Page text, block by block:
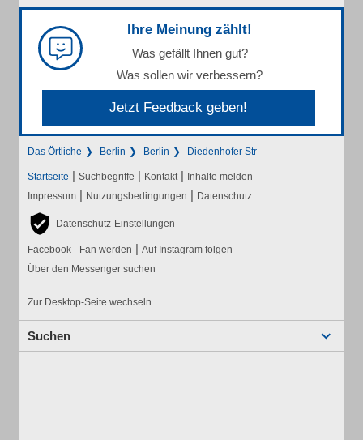
Ihre Meinung zählt!
Was gefällt Ihnen gut?
Was sollen wir verbessern?
Jetzt Feedback geben!
Das Örtliche Berlin Berlin Diedenhofer Str
Startseite | Suchbegriffe | Kontakt | Inhalte melden
Impressum | Nutzungsbedingungen | Datenschutz
Datenschutz-Einstellungen
Facebook - Fan werden | Auf Instagram folgen
Über den Messenger suchen
Zur Desktop-Seite wechseln
Suchen